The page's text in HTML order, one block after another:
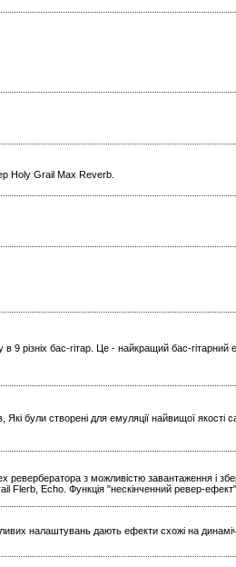
Holy Grail Max Reverb.
9 різніх бас-гітар. Це - найкращий бас-гітарний
були створені для емуляції найвищої якості
ревербератора з можливістю завантаження і
Echo. Функція "нескінченний ревер-ефект".
налаштувань дають ефекти схожі на